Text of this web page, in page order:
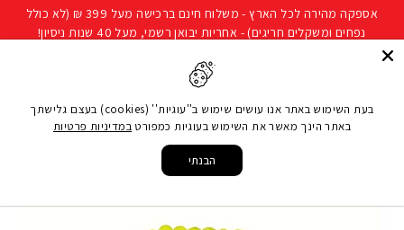
להמשך
אספקה מהירה לכל הארץ - משלוח חינם ברכישה מעל 399 ₪ (לא כולל
נפחים ומשקלים חריגים) - אחריות יבואן רשמי, מעל 40 שנות ניסיון!
עמוד הבית/ענפי ספורט /ענפי ספורט נוספים /כדורי טניס/פאדל/עגלת כדורי טניס
בעת השימוש באתר אנו עושים שימוש ב''עוגיות'' (cookies) בעצם גלישתך
באתר הינך מאשר את השימוש בעוגיות כמפורט במדיניות פרטיות
הבנתי